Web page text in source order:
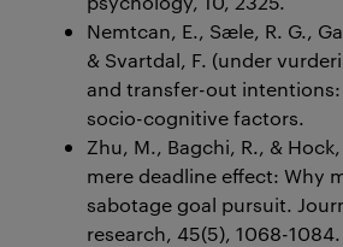
Nemtcan, E., Sæle, R. G.,
& Svartdal, F. (under
and transfer-out
socio-cognitive factors.
Zhu, M., Bagchi, R., &
mere deadline effect: Why
sabotage goal pursuit.
research, 45(5), 1068-1084.